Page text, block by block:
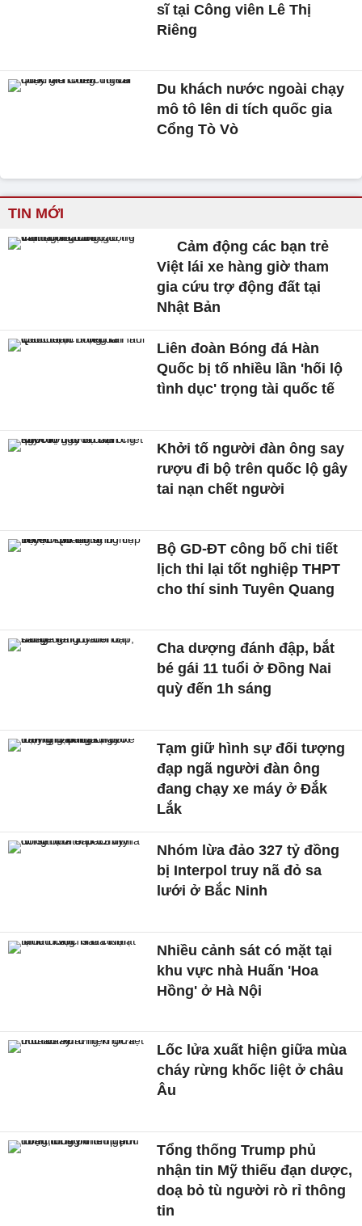
sĩ tại Công viên Lê Thị
Riêng
Du khách nước ngoài chạy
mô tô lên di tích quốc gia
Cổng Tò Vò
TIN MỚI
Cảm động các bạn trẻ
Việt lái xe hàng giờ tham
gia cứu trợ động đất tại
Nhật Bản
Liên đoàn Bóng đá Hàn
Quốc bị tố nhiều lần 'hối lộ
tình dục' trọng tài quốc tế
Khởi tố người đàn ông say
rượu đi bộ trên quốc lộ gây
tai nạn chết người
Bộ GD-ĐT công bố chi tiết
lịch thi lại tốt nghiệp THPT
cho thí sinh Tuyên Quang
Cha dượng đánh đập, bắt
bé gái 11 tuổi ở Đồng Nai
quỳ đến 1h sáng
Tạm giữ hình sự đối tượng
đạp ngã người đàn ông
đang chạy xe máy ở Đắk
Lắk
Nhóm lừa đảo 327 tỷ đồng
bị Interpol truy nã đỏ sa
lưới ở Bắc Ninh
Nhiều cảnh sát có mặt tại
khu vực nhà Huấn 'Hoa
Hồng' ở Hà Nội
Lốc lửa xuất hiện giữa mùa
cháy rừng khốc liệt ở châu
Âu
Tổng thống Trump phủ
nhận tin Mỹ thiếu đạn dược,
doạ bỏ tù người rò rỉ thông
tin